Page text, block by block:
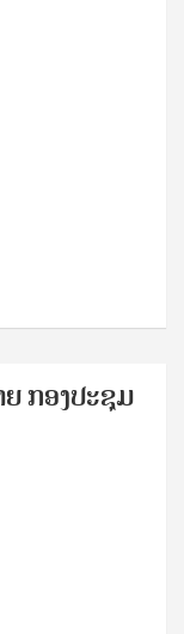
ກອງ​ປະ​ຊຸມ​